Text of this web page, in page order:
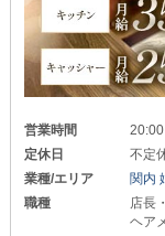
営業時間
定休日
不定
業種/エリア
関内
職種
店長
ヘア